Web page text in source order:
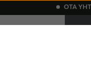
OTA